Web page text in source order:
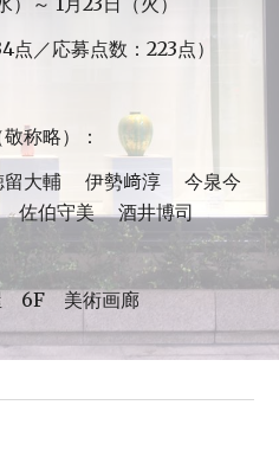
点／応募点数：223点）
称略）：
大輔　 伊勢﨑淳　 今泉今
佐伯守美　 酒井博司
6F　美術画廊